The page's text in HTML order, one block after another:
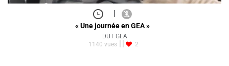
|
« Une journée en GEA »
DUT GEA
1140 vues
2